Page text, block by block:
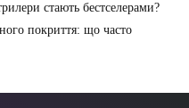
стають бестселерами?
покриття: що часто